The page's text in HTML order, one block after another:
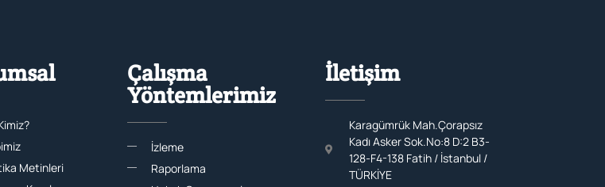
Metinleri
Çalışma
Yöntemlerimiz
İzleme
Raporlama
İletişim
Karagümrük Mah.Çorapsız
Kadı Asker Sok.No:8 D:2 B3-
128-F4-138 Fatih / İstanbul /
TÜRKİYE